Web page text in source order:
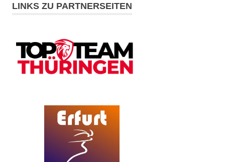
LINKS ZU PARTNERSEITEN